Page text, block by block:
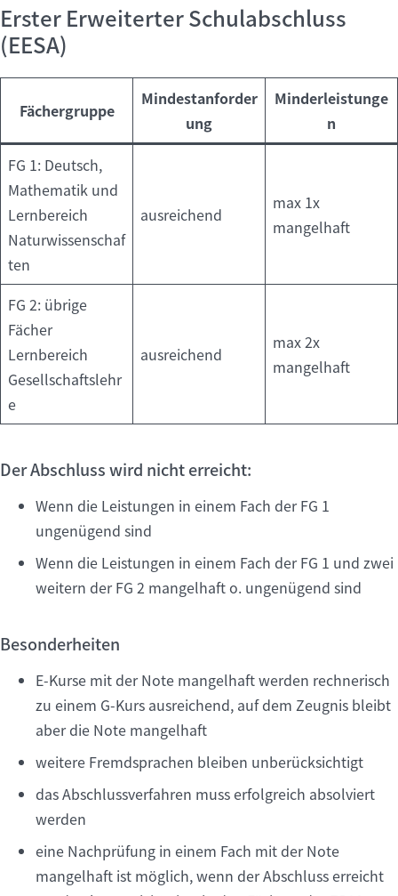
Erster Erweiterter Schulabschluss
(EESA)
Fächergruppe
Mindestanforder
ung
Minderleistunge
n
FG 1: Deutsch,
Mathematik und
Lernbereich
Naturwissenschaf
ten
ausreichend
max 1x
mangelhaft
FG 2: übrige
Fächer
Lernbereich
Gesellschaftslehr
e
ausreichend
max 2x
mangelhaft
Der Abschluss wird nicht erreicht:
Wenn die Leistungen in einem Fach der FG 1
ungenügend sind
Wenn die Leistungen in einem Fach der FG 1 und zwei
weitern der FG 2 mangelhaft o. ungenügend sind
Besonderheiten
E-Kurse mit der Note mangelhaft werden rechnerisch
zu einem G-Kurs ausreichend, auf dem Zeugnis bleibt
aber die Note mangelhaft
weitere Fremdsprachen bleiben unberücksichtigt
das Abschlussverfahren muss erfolgreich absolviert
werden
eine Nachprüfung in einem Fach mit der Note
mangelhaft ist möglich, wenn der Abschluss erreicht